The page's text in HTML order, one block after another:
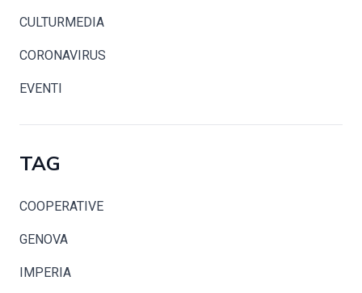
CULTURMEDIA
CORONAVIRUS
EVENTI
TAG
COOPERATIVE
GENOVA
IMPERIA